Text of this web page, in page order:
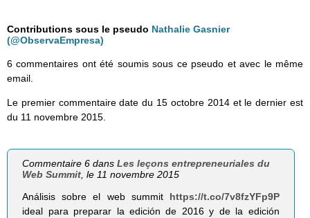
Contributions sous le pseudo Nathalie Gasnier
(@ObservaEmpresa)
6 commentaires ont été soumis sous ce pseudo et avec le même
email.
Le premier commentaire date du 15 octobre 2014 et le dernier est
du 11 novembre 2015.
Commentaire 6 dansLes leçons entrepreneuriales du
Web Summit, le 11 novembre 2015
Análisis sobre el web summit https://t.co/7v8fzYFp9P
ideal para preparar la edición de 2016 y de la edición